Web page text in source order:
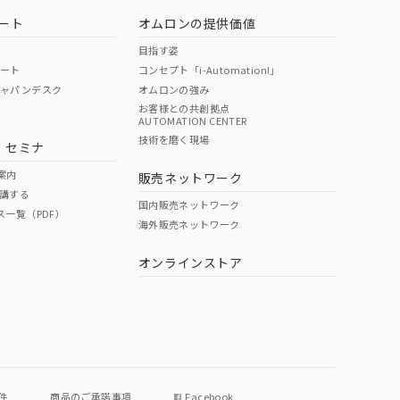
O O
ト
ト
パンデスク
セミナ
内
する
覧（PDF）
オムロンの提供価値
目指す姿
コンセプト「i-Automation!」
オムロンの強み
お客様との共創拠点
AUTOMATION CENTER
技術を磨く現場
販売ネットワーク
国内販売ネットワーク
海外販売ネットワーク
オンラインストア
商品のご承諾事項 Facebook